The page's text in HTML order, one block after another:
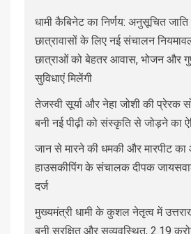
धामी कैबिनेट का निर्णय: अनुसूचित
छात्रावासों के लिए नई संचालन
छात्राओं को बेहतर आवास, भोजन और
सुविधाएं मिलेंगी
तेजस्वी सूर्या और नेहा जोशी की प्रेरक
बनी नई पीढ़ी को संस्कृति से जोड़ने का
जान से मारने की धमकी और मारपीट का
हाउसकीपिंग के संचालक दीपक
दर्ज
मुख्यमंत्री धामी के कुशल नेतृत्व में
बनी सुरक्षित और सुव्यवस्थित, 2.19